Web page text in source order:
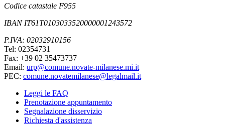
Codice catastale F955
IBAN IT61T0103033520000001243572
P.IVA: 02032910156
Tel: 02354731
Fax: +39 02 35473737
Email: urp@comune.novate-milanese.mi.it
PEC: comune.novatemilanese@legalmail.it
Leggi le FAQ
Prenotazione appuntamento
Segnalazione disservizio
Richiesta d'assistenza